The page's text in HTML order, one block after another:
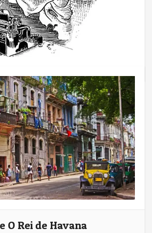
O Rei de Havana